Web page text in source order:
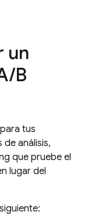
un
/B
tus
análisis,
que pruebe el
lugar del